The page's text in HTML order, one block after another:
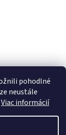
pohodlné
neustále
Viac informácií